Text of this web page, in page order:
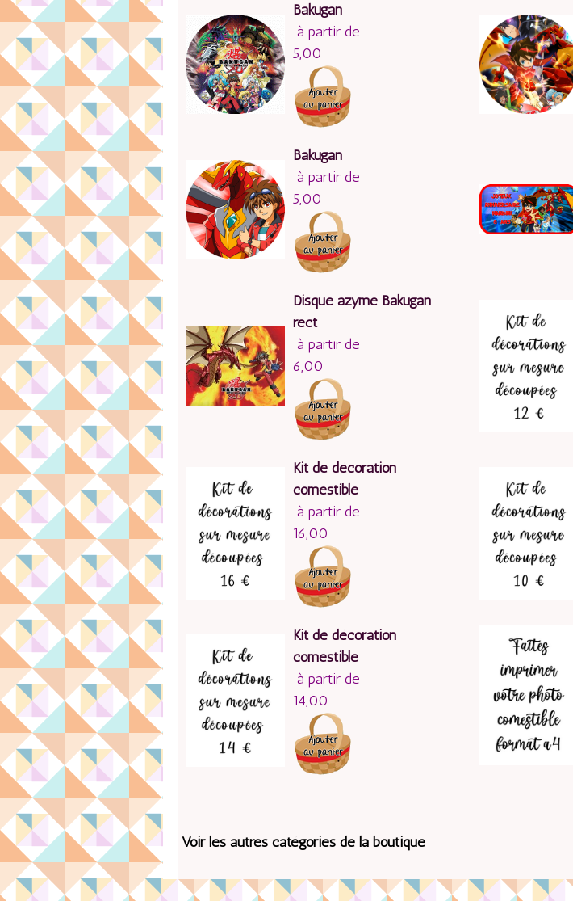
Bakugan
à partir de
5,00
Bakugan
à partir de
5,00
Disque azyme Bakugan
rect
à partir de
6,00
Kit de décoration
comestible
à partir de
16,00
Kit de décoration
comestible
à partir de
14,00
Voir les autres catégories de la boutique